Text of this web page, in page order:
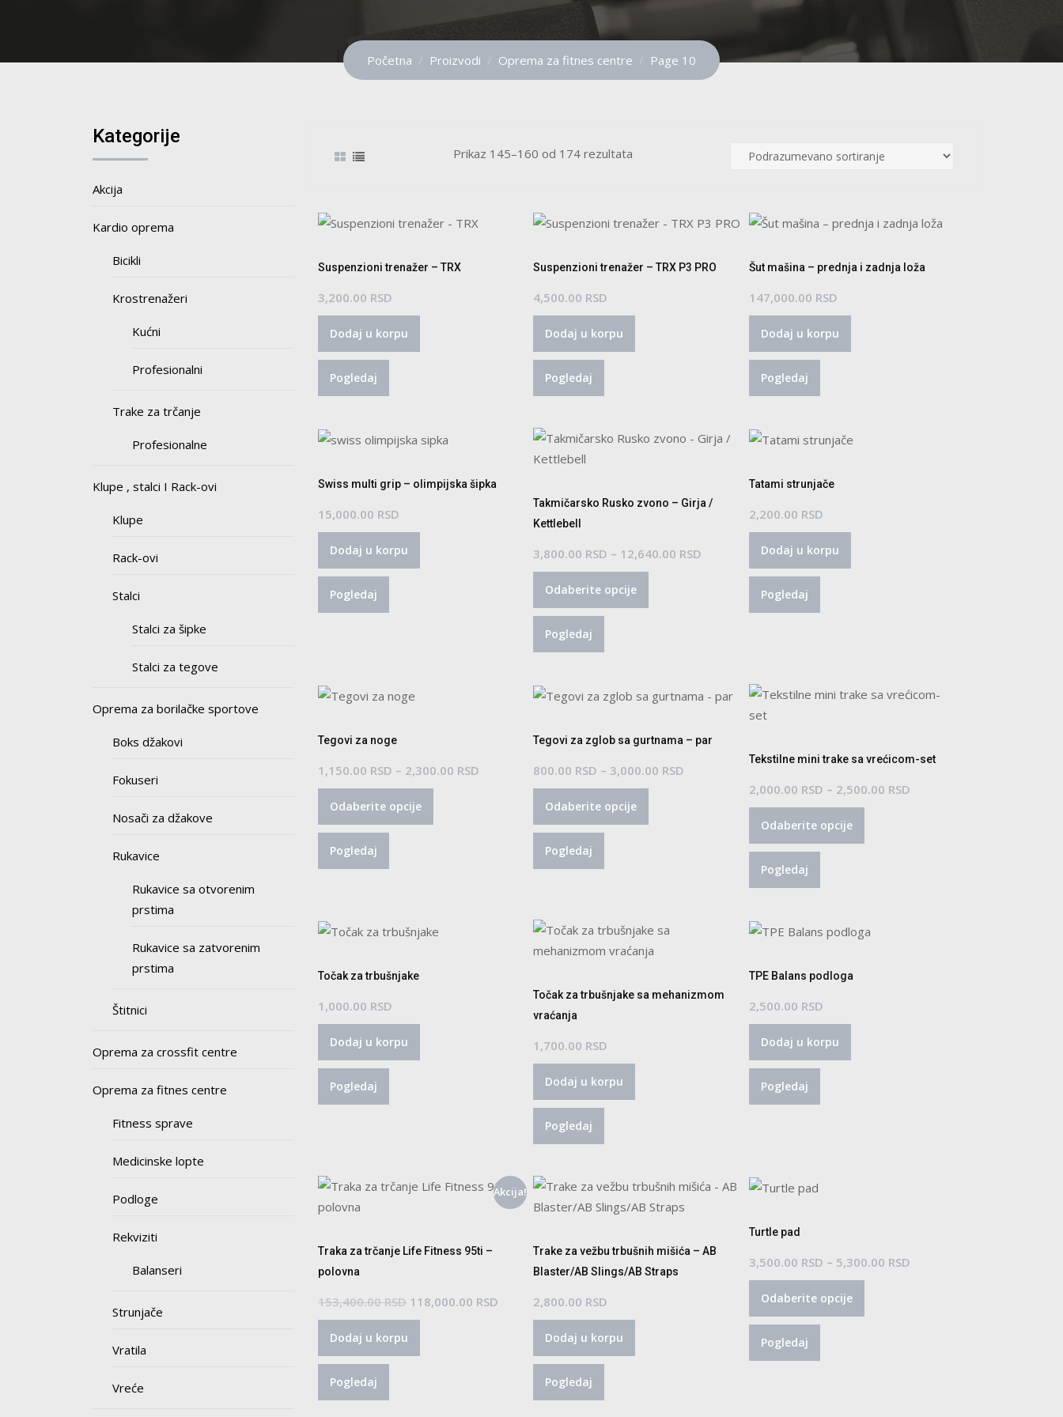
Početna Proizvodi Oprema za fitnes centre Page 10
Kategorije
Akcija
Kardio oprema
Bicikli
Krostrenažeri
Kućni
Profesionalni
Trake za trčanje
Profesionalne
Klupe , stalci I Rack-ovi
Klupe
Rack-ovi
Stalci
Stalci za šipke
Stalci za tegove
Oprema za borilačke sportove
Boks džakovi
Fokuseri
Nosači za džakove
Rukavice
Rukavice sa otvorenim
prstima
Rukavice sa zatvorenim
prstima
Štitnici
Oprema za crossfit centre
Oprema za fitnes centre
Fitness sprave
Medicinske lopte
Podloge
Rekviziti
Balanseri
Strunjače
Vratila
Vreće
Prikaz 145–160 od 174 rezultata
Suspenzioni trenažer – TRX
3,200.00 RSD
Dodaj u korpu
Pogledaj
Suspenzioni trenažer – TRX P3 PRO
4,500.00 RSD
Dodaj u korpu
Pogledaj
Šut mašina – prednja i zadnja loža
147,000.00 RSD
Dodaj u korpu
Pogledaj
Swiss multi grip – olimpijska šipka
15,000.00 RSD
Dodaj u korpu
Pogledaj
Takmičarsko Rusko zvono – Girja /
Kettlebell
3,800.00 RSD – 12,640.00 RSD
3,800.00 RSD
Odaberite opcije
Ovaj
mogu
izabrane
stranici
Pogledaj
Tatami strunjače
2,200.00 RSD
Dodaj u korpu
Pogledaj
Tegovi za noge
1,150.00 RSD – 2,300.00 RSD
1,150.00 RSD
2,300.00 RSD
Odaberite opcije
Ovaj
biti
Pogledaj
Tegovi za zglob sa gurtnama – par
800.00 RSD – 3,000.00 RSD
Odaberite opcije
Ovaj
biti
izabrane
stranici
Pogledaj
Tekstilne mini trake sa vrećicom-set
2,000.00 RSD – 2,500.00 RSDRaspon
Odaberite opcije
Ovaj
mogu
Pogledaj
Točak za trbušnjake
1,000.00 RSD
Dodaj u korpu
Pogledaj
Točak za trbušnjake sa mehanizmom
vraćanja
1,700.00 RSD
Dodaj u korpu
Pogledaj
TPE Balans podloga
2,500.00 RSD
Dodaj u korpu
Pogledaj
Akcija!
Traka za trčanje Life Fitness 95ti –
polovna
153,400.00RSD Originalna
cena
118,000.00 RSD Trenutna
118,000.00 RSD.
Dodaj u korpu
Pogledaj
Trake za vežbu trbušnih mišića – AB
Blaster/AB Slings/AB Straps
2,800.00 RSD
Dodaj u korpu
Pogledaj
Turtle pad
3,500.00 RSD – 5,300.00 RSDRaspon
Odaberite opcije
Ovaj
Pogledaj